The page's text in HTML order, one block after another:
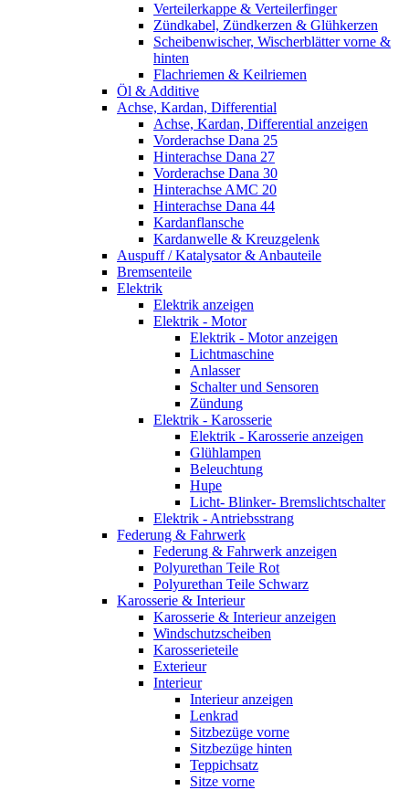
Verteilerkappe & Verteilerfinger
Zündkabel, Zündkerzen & Glühkerzen
Scheibenwischer, Wischerblätter vorne &
hinten
Flachriemen & Keilriemen
Öl & Additive
Achse, Kardan, Differential
Achse, Kardan, Differential anzeigen
Vorderachse Dana 25
Hinterachse Dana 27
Vorderachse Dana 30
Hinterachse AMC 20
Hinterachse Dana 44
Kardanflansche
Kardanwelle & Kreuzgelenk
Auspuff / Katalysator & Anbauteile
Bremsenteile
Elektrik
Elektrik anzeigen
Elektrik - Motor
Elektrik - Motor anzeigen
Lichtmaschine
Anlasser
Schalter und Sensoren
Zündung
Elektrik - Karosserie
Elektrik - Karosserie anzeigen
Glühlampen
Beleuchtung
Hupe
Licht- Blinker- Bremslichtschalter
Elektrik - Antriebsstrang
Federung & Fahrwerk
Federung & Fahrwerk anzeigen
Polyurethan Teile Rot
Polyurethan Teile Schwarz
Karosserie & Interieur
Karosserie & Interieur anzeigen
Windschutzscheiben
Karosserieteile
Exterieur
Interieur
Interieur anzeigen
Lenkrad
Sitzbezüge vorne
Sitzbezüge hinten
Teppichsatz
Sitze vorne